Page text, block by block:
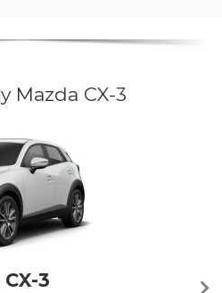
Mazda CX-3
3